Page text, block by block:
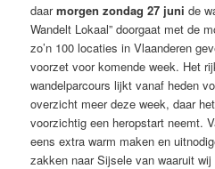
daarmorgen zondag 27 juni de
Wandelt Lokaal” doorgaat met de
zo’n 100 locaties in Vlaanderen
voorzet voor komende week. Het
wandelparcours lijkt vanaf heden
overzicht meer deze week, daar
voorzichtig een heropstart neemt.
eens extra warm maken en
zakken naar Sijsele van waaruit